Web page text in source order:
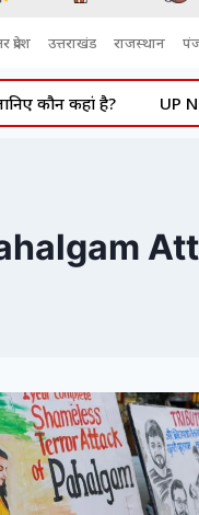
प्रदेश उत्तराखंड राजस्थान
कहां है? UP